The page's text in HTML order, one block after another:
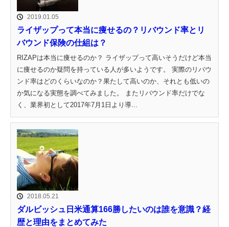
2019.01.05
ライザップって本当に痩せるの？リバウンド率とリ
バウンド保険の仕組は？
RIZAPは本当に痩せるのか？ ライザップって高いそうだけど本当
に痩せるのか疑問を持っている人が多いようです。 実際のリバウ
ンド率はどのくらいなのか？果たして高いのか、それとも低いの
か気になる実態を調べてみました。 またリバウンド率だけでな
く、業界初として2017年7月1日より導...
2018.05.21
ダルビッシュ日米通算166勝したいのは誰を意識？経
歴と理由をまとめてみた